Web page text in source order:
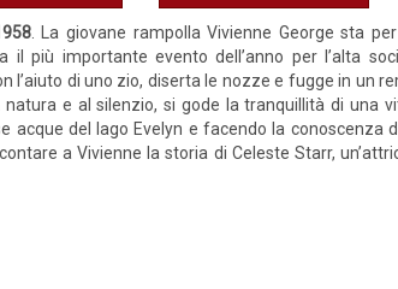
. La giovane rampolla Vivienne George sta
il più importante evento dell’anno per l’alta
l’aiuto di uno zio, diserta le nozze e fugge in un
e al silenzio, si gode la tranquillità di una
acque del lago Evelyn e facendo la conoscenza
a Vivienne la storia di Celeste Starr,